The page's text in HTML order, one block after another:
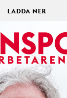
LADDA NER